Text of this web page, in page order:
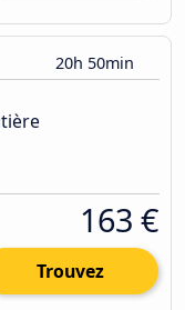
20h 50min
163 €
Trouvez